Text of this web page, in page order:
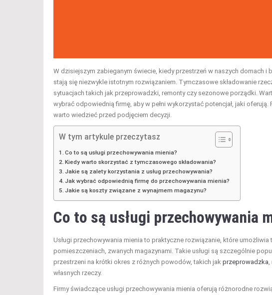
W dzisiejszym zabieganym świecie, kiedy przestrzeń w naszych domach i
stają się niezwykle istotnym rozwiązaniem. Tymczasowe składowanie
sytuacjach takich jak przeprowadzki, remonty czy sezonowe porządki.
wybrać odpowiednią firmę, aby w pełni wykorzystać potencjał, jaki
warto wiedzieć przed podjęciem decyzji.
W tym artykule przeczytasz
Co to są usługi przechowywania mienia?
Kiedy warto skorzystać z tymczasowego składowania?
Jakie są zalety korzystania z usług przechowywania?
Jak wybrać odpowiednią firmę do przechowywania mienia?
Jakie są koszty związane z wynajmem magazynu?
Co to są usługi przechowywania
Usługi przechowywania mienia to praktyczne rozwiązanie, które
pomieszczeniach, zwanych magazynami. Takie usługi są szczególnie
przestrzeni na krótki okres z różnych powodów, takich jak przeprowadzka
własnych rzeczy.
Firmy świadczące usługi przechowywania mienia oferują różnorodne